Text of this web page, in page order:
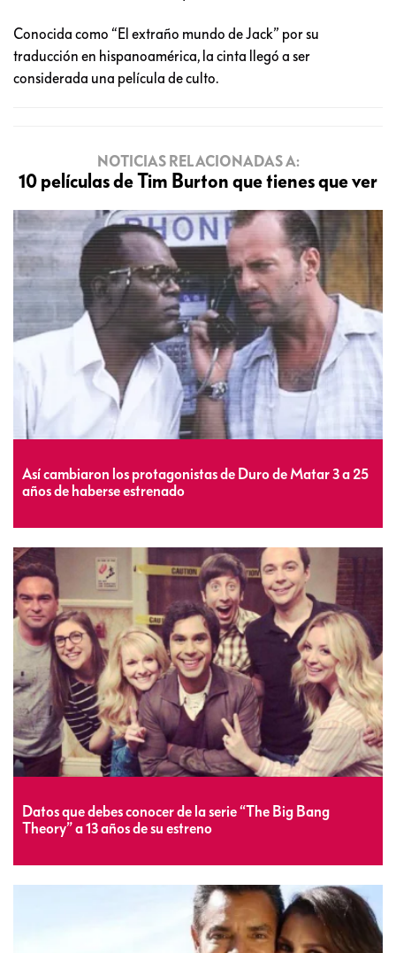
Conocida como “El extraño mundo de Jack” por su
traducción en hispanoamérica, la cinta llegó a ser
considerada una película de culto.
NOTICIAS RELACIONADAS A:
10 películas de Tim Burton que tienes que ver
Así cambiaron los protagonistas de Duro de Matar 3 a 25
años de haberse estrenado
Datos que debes conocer de la serie “The Big Bang
Theory” a 13 años de su estreno